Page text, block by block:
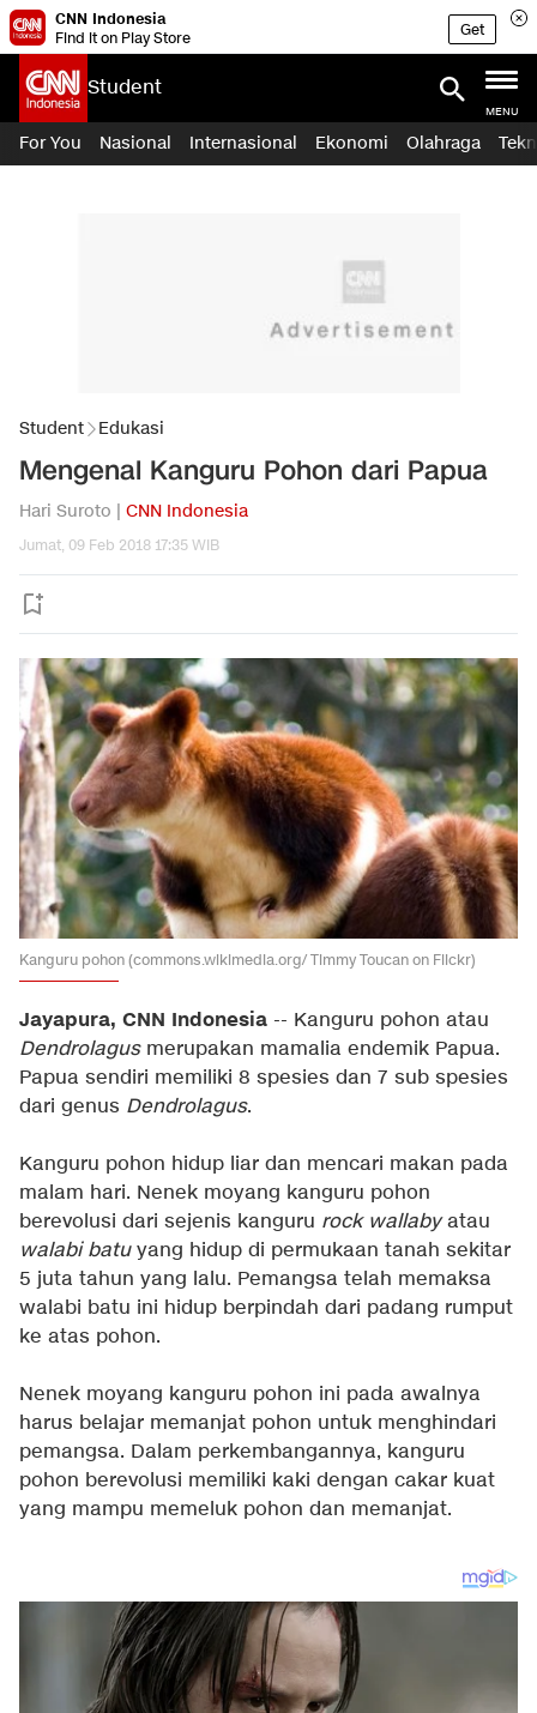
CNN Indonesia
Find it on Play Store
Get
Student
MENU
For You Nasional Internasional Ekonomi Olahraga
Student Edukasi
Mengenal Kanguru Pohon dari Papua
Hari Suroto | CNN Indonesia
Jumat, 09 Feb 2018 17:35 WIB
Kanguru pohon (commons.wikimedia.org/ Timmy Toucan on Flickr)
Jayapura, CNN Indonesia -- Kanguru pohon atau
Dendrolagusmerupakan mamalia endemik Papua.
Papua sendiri memiliki 8 spesies dan 7 sub spesies
dari genus Dendrolagus.
Kanguru pohon hidup liar dan mencari makan pada
malam hari. Nenek moyang kanguru pohon
berevolusi dari sejenis kanguru rock wallabyatau
walabi batuyang hidup di permukaan tanah sekitar
5 juta tahun yang lalu. Pemangsa telah memaksa
walabi batu ini hidup berpindah dari padang rumput
ke atas pohon.
Nenek moyang kanguru pohon ini pada awalnya
harus belajar memanjat pohon untuk menghindari
pemangsa. Dalam perkembangannya, kanguru
pohon berevolusi memiliki kaki dengan cakar kuat
yang mampu memeluk pohon dan memanjat.